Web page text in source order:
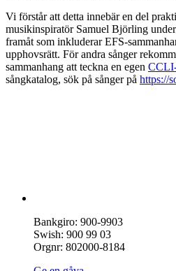
Vi förstår att detta innebär en del
musikinspiratör Samuel Björling
framåt som inkluderar EFS-
upphovsrätt. För andra sånger
sammanhang att teckna en egen
sångkatalog, sök på sånger på https://
Bankgiro: 900-9903
Swish: 900 99 03
Orgnr: 802000-8184